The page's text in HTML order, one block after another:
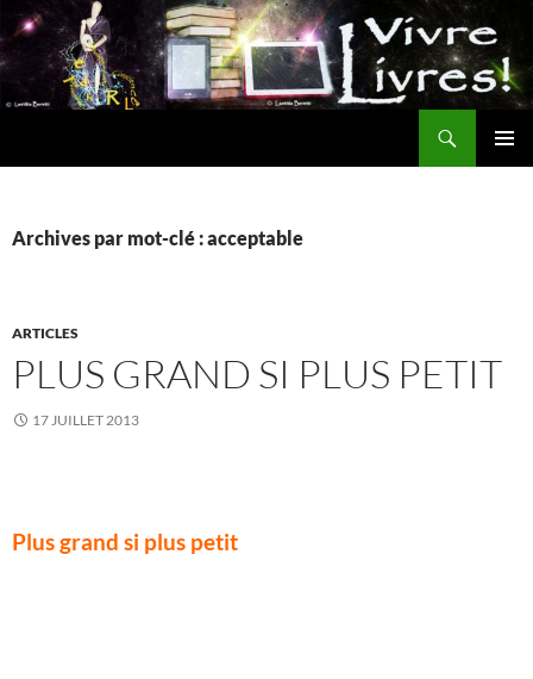
Aller
au
contenu
Archives par mot-clé : acceptable
ARTICLES
PLUS GRAND SI PLUS PETIT
17 JUILLET 2013
Plus grand si plus petit